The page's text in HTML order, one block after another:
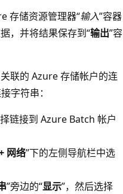
存储资源管理器“输入”容器
，并将结果保存到“输出”容
联的 Azure 存储帐户的连
字符串：
链接到 Azure Batch 帐户
网络”下的左侧导航栏中选
”旁边的“显示”，然后选择